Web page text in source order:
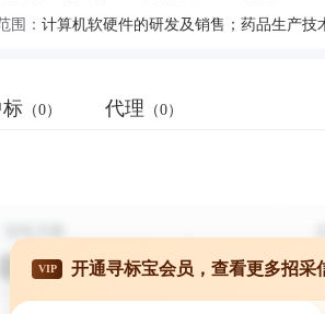
围：
标 （0） 代理 （0）
VIP 开通寻标宝会员，查看更多招采